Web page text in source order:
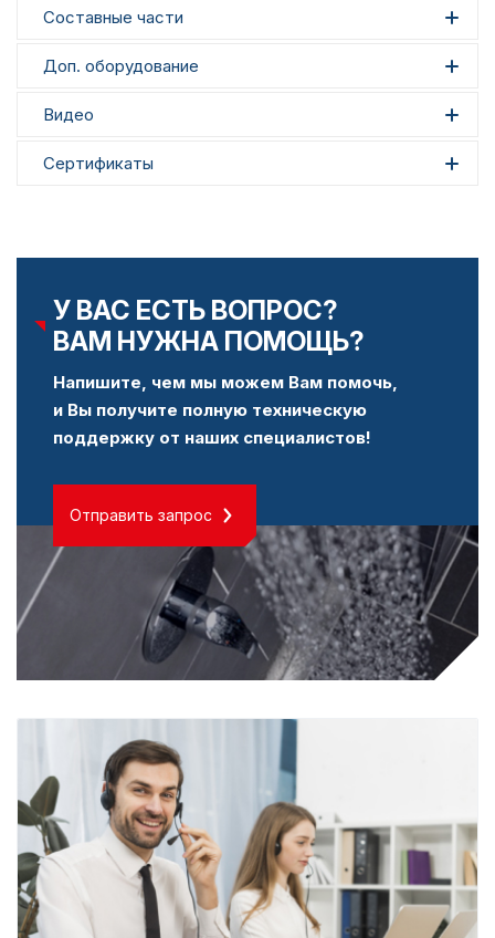
Составные части
Доп. оборудование
Видео
Сертификаты
У ВАС ЕСТЬ ВОПРОС?
ВАМ НУЖНА ПОМОЩЬ?
Напишите, чем мы можем Вам помочь,
и Вы получите полную техническую
поддержку от наших специалистов!
Отправить запрос